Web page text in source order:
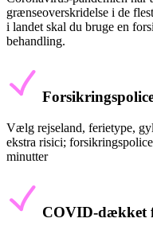
grænseoverskridelse i de
i landet skal du bruge en
behandling.
Vælg rejseland, ferietype,
ekstra risici;
minutter
COVID-dækket